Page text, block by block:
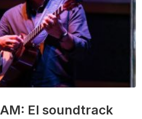
El soundtrack